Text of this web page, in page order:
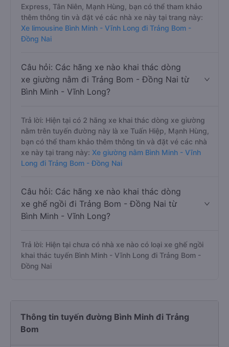
Express, Tân Niên, Mạnh Hùng, bạn có thể tham khảo
thêm thông tin và đặt vé các nhà xe này tại trang này:
Xe limousine Bình Minh - Vĩnh Long đi Trảng Bom -
Đồng Nai
Câu hỏi: Các hãng xe nào khai thác dòng
xe giường nằm đi Trảng Bom - Đồng Nai từ
Bình Minh - Vĩnh Long?
Trả lời: Hiện tại có 2 hãng xe khai thác dòng xe giường
nằm trên tuyến đường này là xe Tuấn Hiệp, Mạnh Hùng,
bạn có thể tham khảo thêm thông tin và đặt vé các nhà
xe này tại trang này: Xe giường nằm Bình Minh - Vĩnh
Long đi Trảng Bom - Đồng Nai
Câu hỏi: Các hãng xe nào khai thác dòng
xe ghế ngồi đi Trảng Bom - Đồng Nai từ
Bình Minh - Vĩnh Long?
Trả lời: Hiện tại chưa có nhà xe nào có loại xe ghế ngồi
khai thác tuyến Bình Minh - Vĩnh Long đi Trảng Bom -
Đồng Nai
Thông tin tuyến đường Bình Minh đi Trảng
Bom